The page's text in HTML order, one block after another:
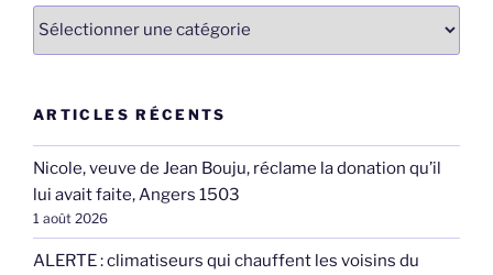
Catégories
ARTICLES RÉCENTS
Nicole, veuve de Jean Bouju, réclame la donation qu’il
lui avait faite, Angers 1503
1 août 2026
ALERTE : climatiseurs qui chauffent les voisins du